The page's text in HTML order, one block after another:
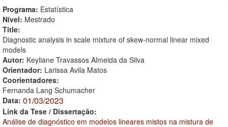
Programa: Estatística
Nível: Mestrado
Title:
Diagnostic analysis in scale mixture of skew-normal linear mixed
models
Autor: Keyliane Travassos Almeida da Silva
Orientador: Larissa Avila Matos
Coorientadores:
Fernanda Lang Schumacher
Data: 01/03/2023
Link da Tese / Dissertação:
Análise de diagnóstico em modelos lineares mistos na mistura de